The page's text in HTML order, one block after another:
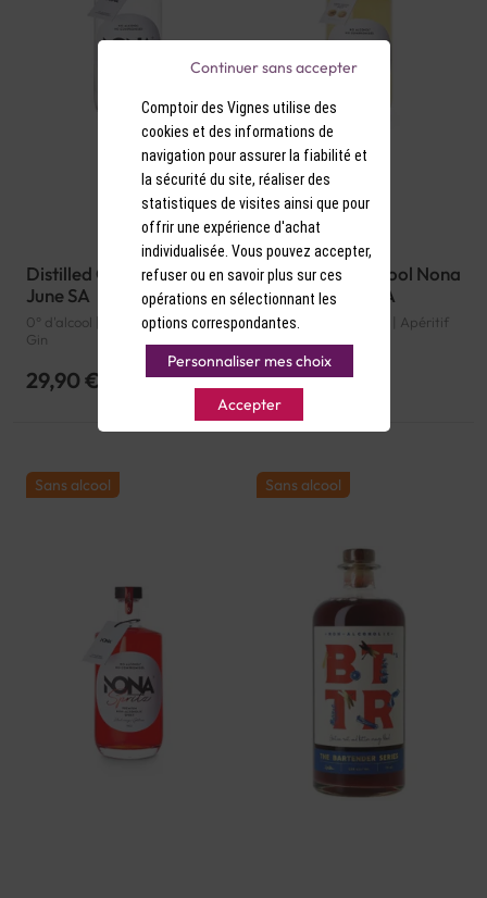
Distilled Gin Nona Drinks
June SA
0° d'alcool | Belgique | Distilled
Gin
29,90 €
Apéritif sans alcool Nona
Drinks Ginger SA
0° d'alcool | Belgique | Apéritif
29,90 €
Sans alcool Sans alcool
Comptoir des Vignes utilise des
cookies et des informations de
navigation pour assurer la fiabilité et
la sécurité du site, réaliser des
statistiques de visites ainsi que pour
offrir une expérience d'achat
individualisée. Vous pouvez accepter,
refuser ou en savoir plus sur ces
opérations en sélectionnant les
options correspondantes.
Personnaliser mes choix
Accepter
Continuer sans accepter